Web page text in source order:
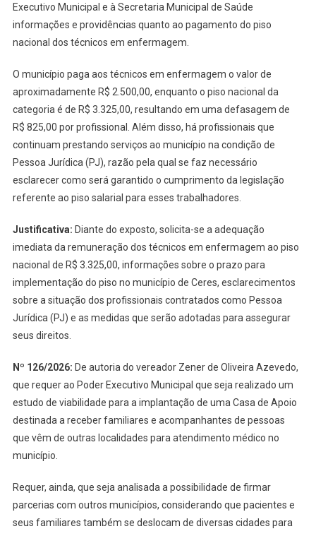
Executivo Municipal e à Secretaria Municipal de Saúde
informações e providências quanto ao pagamento do piso
nacional dos técnicos em enfermagem.
O município paga aos técnicos em enfermagem o valor de
aproximadamente R$ 2.500,00, enquanto o piso nacional da
categoria é de R$ 3.325,00, resultando em uma defasagem de
R$ 825,00 por profissional. Além disso, há profissionais que
continuam prestando serviços ao município na condição de
Pessoa Jurídica (PJ), razão pela qual se faz necessário
esclarecer como será garantido o cumprimento da legislação
referente ao piso salarial para esses trabalhadores.
Justificativa: Diante do exposto, solicita-se a adequação
imediata da remuneração dos técnicos em enfermagem ao piso
nacional de R$ 3.325,00, informações sobre o prazo para
implementação do piso no município de Ceres, esclarecimentos
sobre a situação dos profissionais contratados como Pessoa
Jurídica (PJ) e as medidas que serão adotadas para assegurar
seus direitos.
Nº 126/2026: De autoria do vereador Zener de Oliveira Azevedo,
que requer ao Poder Executivo Municipal que seja realizado um
estudo de viabilidade para a implantação de uma Casa de Apoio
destinada a receber familiares e acompanhantes de pessoas
que vêm de outras localidades para atendimento médico no
município.
Requer, ainda, que seja analisada a possibilidade de firmar
parcerias com outros municípios, considerando que pacientes e
seus familiares também se deslocam de diversas cidades para